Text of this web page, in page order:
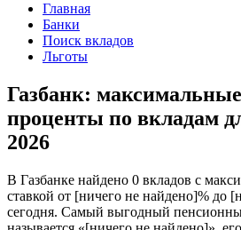
Главная
Банки
Поиск вкладов
Льготы
Газбанк:
проценты по вкладам
2026
В Газбанке найдено 0 вкладов с
ставкой от [ничего не найдено]% до
сегодня. Самый выгодный